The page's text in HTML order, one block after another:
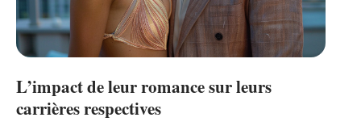
L’impact de leur romance sur leurs
carrières respectives